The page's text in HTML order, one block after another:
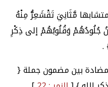
مَّثَانِيَ تَقْشَعِرُّ مِنْهُ
جُلُودُهُمْ وَقُلُوبُهُمْ إلى ذِكْرِ
.
بين مضمون جملة {